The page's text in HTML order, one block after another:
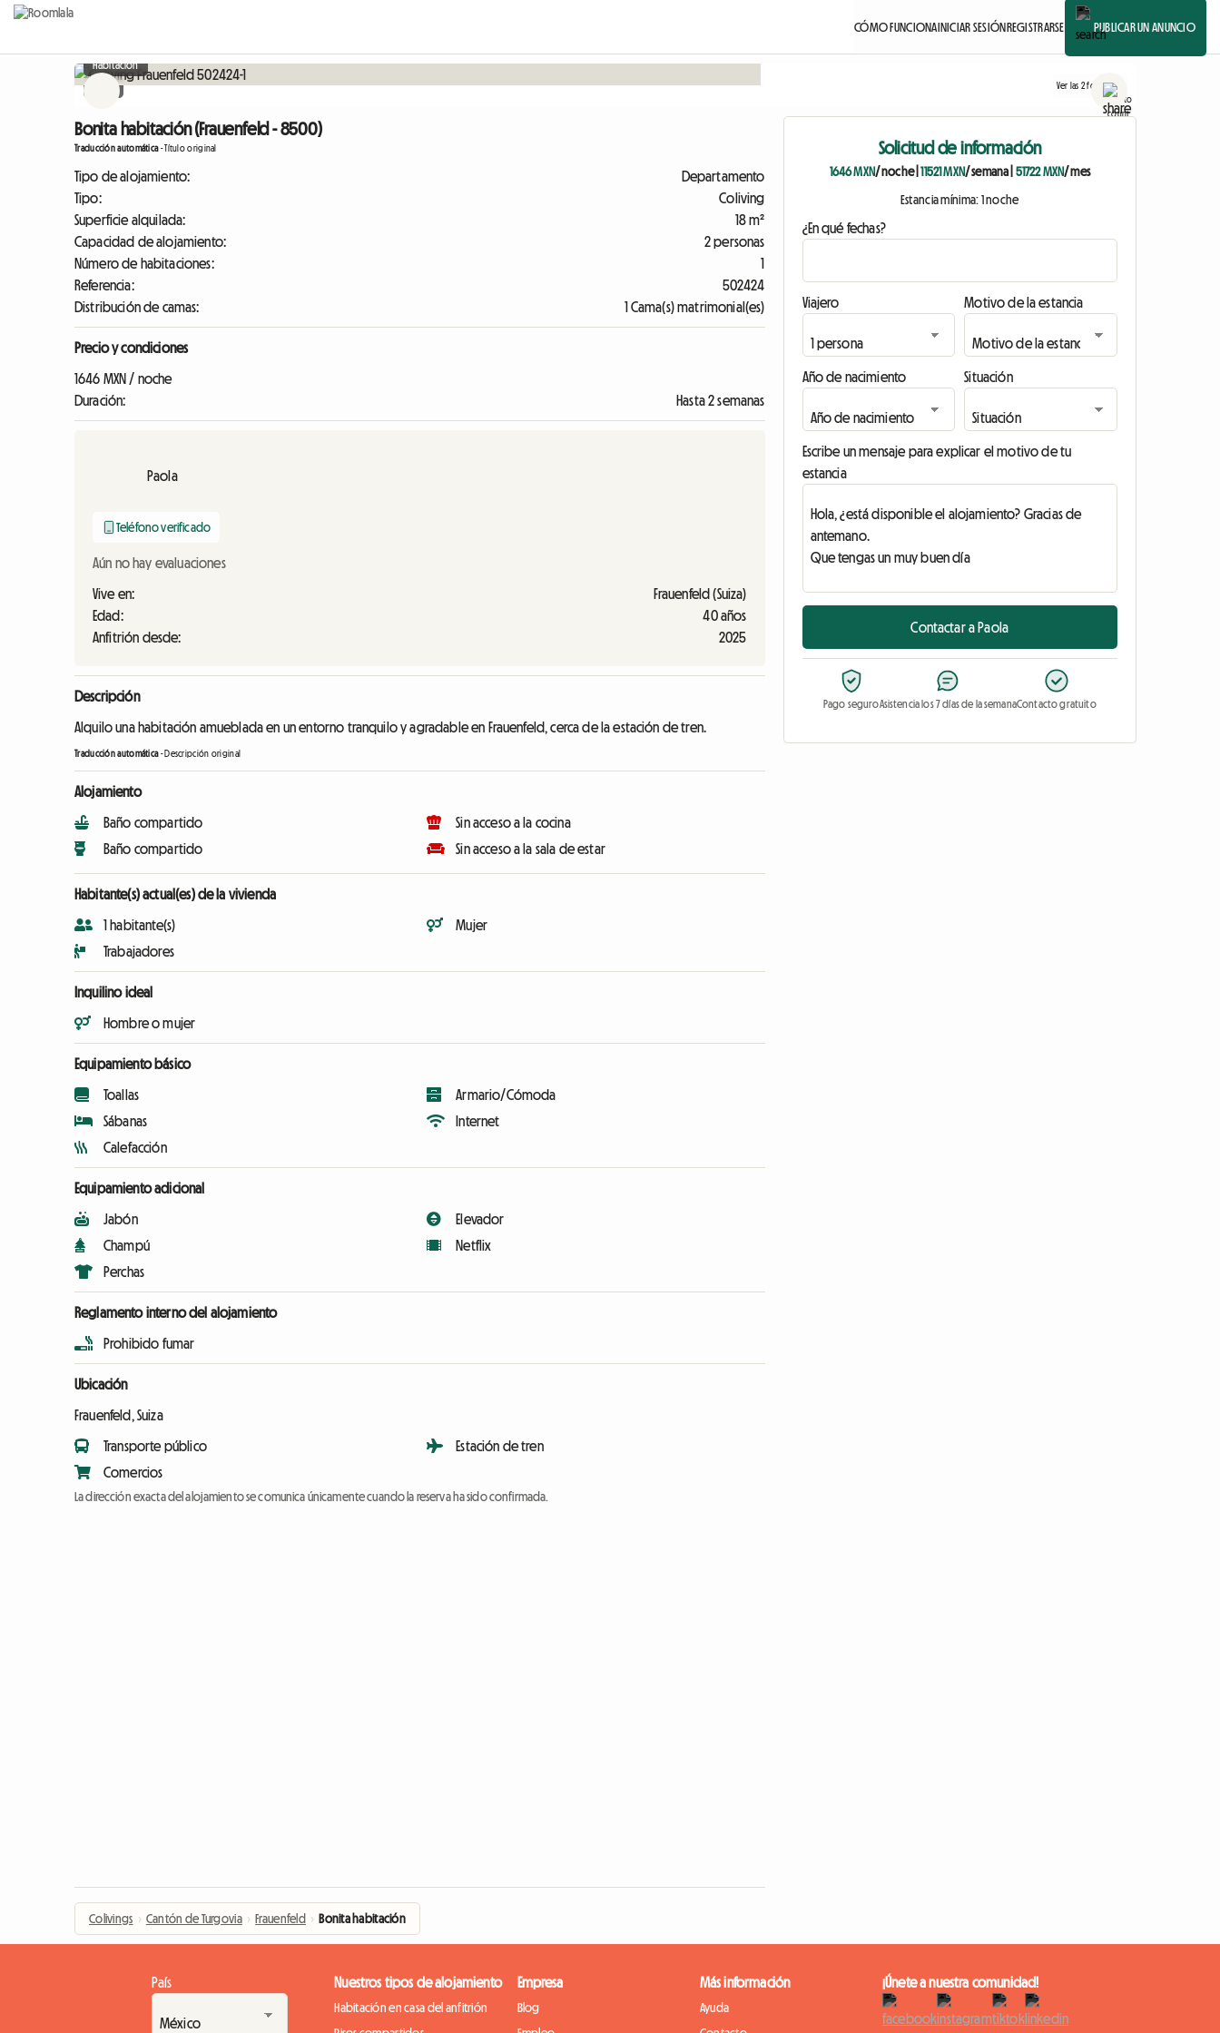
CÓMO FUNCIONAINICIAR SESIÓNREGISTRARSE PUBLICAR UN ANUNCIO
Habitación
Ver las 2 fotos
Bonita habitación (Frauenfeld - 8500)
Traducción automática-Título original
Tipo de alojamiento:
Departamento
Tipo:
Coliving
Superficie alquilada:
18 m²
Capacidad de alojamiento:
2 personas
Número de habitaciones:
1
Referencia:
502424
Distribución de camas:
1 Cama(s) matrimonial(es)
Precio y condiciones
1646 MXN / noche
Duración:
Hasta 2 semanas
Paola
Teléfono verificado
Aún no hay evaluaciones
Vive en:
Frauenfeld (Suiza)
Edad:
40 años
Anfitrión desde:
2025
Descripción
Alquilo una habitación amueblada en un entorno tranquilo y agradable en Frauenfeld, cerca de la estación de tren.
Traducción automática-Descripción original
Alojamiento
Baño compartido
Baño compartido
Sin acceso a la cocina
Sin acceso a la sala de estar
Habitante(s) actual(es) de la vivienda
1 habitante(s)
Trabajadores
Mujer
Inquilino ideal
Hombre o mujer
Equipamiento básico
Toallas
Sábanas
Calefacción
Armario/Cómoda
Internet
Equipamiento adicional
Jabón
Champú
Perchas
Elevador
Netflix
Reglamento interno del alojamiento
Prohibido fumar
Ubicación
Frauenfeld, Suiza
Transporte público
Comercios
Estación de tren
La dirección exacta del alojamiento se comunica únicamente cuando la reserva ha sido confirmada.
Solicitud de información
1646 MXN/ noche|11521 MXN/ semana 51722 MXN/ mes
Estancia mínima: 1 noche
¿En qué fechas?
Viajero Motivo de la estancia
Año de nacimiento Situación
Escribe un mensaje para explicar el motivo de tu
estancia
Contactar a Paola
Pago seguroAsistencia los 7 días de la semanaContacto gratuito
Colivings › Cantón de Turgovia › Frauenfeld › Bonita habitación
País Nuestros tipos de alojamiento
Habitación en casa del anfitrión
Empresa
Blog
Más información
Ayuda
¡Únete a nuestra comunidad!